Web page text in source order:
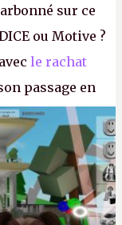
sur ce
ou Motive ?
le rachat
passage en
plus
une